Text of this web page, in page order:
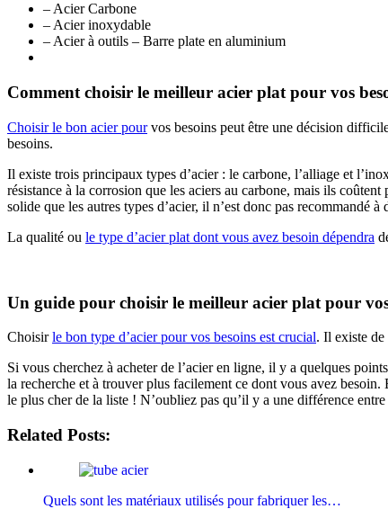
– Acier Carbone
– Acier inoxydable
– Acier à outils – Barre plate en aluminium
Comment choisir le meilleur acier plat pour vos
Choisir le bon acier pourvos besoins peut être une décision
besoins.
Il existe trois principaux types d’acier : le carbone, l’alliage et
résistance à la corrosion que les aciers au carbone, mais ils
solide que les autres types d’acier, il n’est donc pas recommandé à
La qualité ou le type d’acier plat dont vous avez besoin dépendra
Un guide pour choisir le meilleur acier plat pour
Choisirle bon type d’acier pour vos besoins est crucial. Il existe
Si vous cherchez à acheter de l’acier en ligne, il y a quelques
la recherche et à trouver plus facilement ce dont vous avez
le plus cher de la liste ! N’oubliez pas qu’il y a une différence
Related Posts:
Quels sont les matériaux utilisés pour fabriquer les…